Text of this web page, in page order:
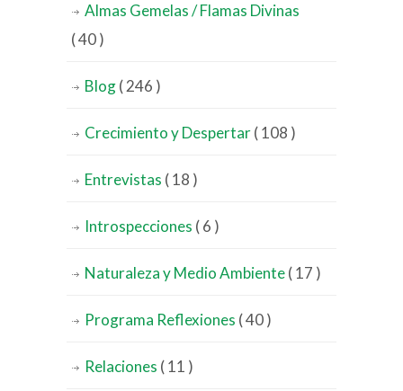
Almas Gemelas / Flamas Divinas
( 40 )
Blog( 246 )
Crecimiento y Despertar( 108 )
Entrevistas ( 18 )
Introspecciones ( 6 )
Naturaleza y Medio Ambiente( 17 )
Programa Reflexiones ( 40 )
Relaciones ( 11 )